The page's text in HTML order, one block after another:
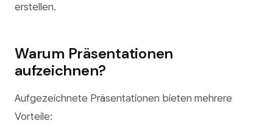
erstellen.
Warum Präsentationen
aufzeichnen?
Aufgezeichnete Präsentationen bieten mehrere
Vorteile: